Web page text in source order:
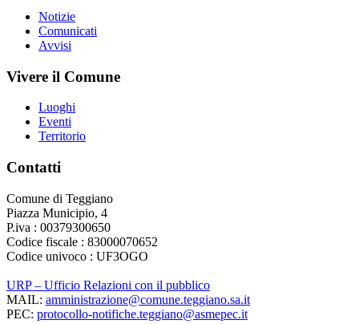
Notizie
Comunicati
Avvisi
Vivere il Comune
Luoghi
Eventi
Territorio
Contatti
Comune di Teggiano
Piazza Municipio, 4
P.iva : 00379300650
Codice fiscale : 83000070652
Codice univoco : UF3OGO
URP – Ufficio Relazioni con il pubblico
MAIL: amministrazione@comune.teggiano.sa.it
PEC: protocollo-notifiche.teggiano@asmepec.it